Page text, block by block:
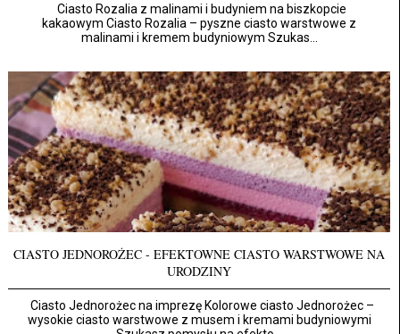
Ciasto Rozalia z malinami i budyniem na biszkopcie
kakaowym Ciasto Rozalia – pyszne ciasto warstwowe z
malinami i kremem budyniowym Szukas...
CIASTO JEDNOROŻEC - EFEKTOWNE CIASTO WARSTWOWE NA
URODZINY
Ciasto Jednorożec na imprezę Kolorowe ciasto Jednorożec –
wysokie ciasto warstwowe z musem i kremami budyniowymi